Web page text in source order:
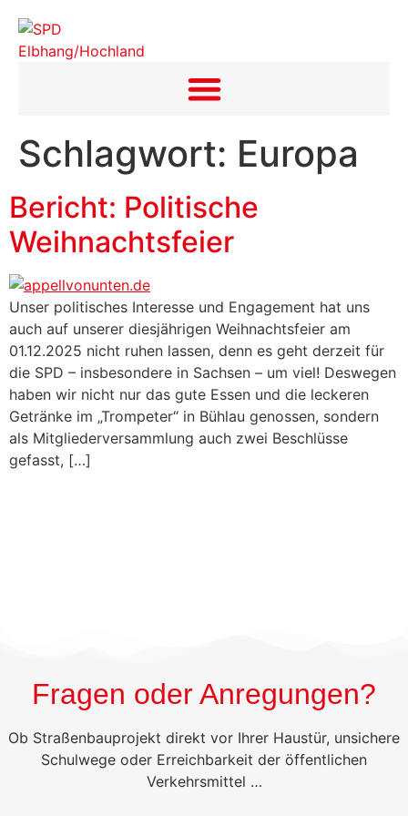
springen
Schlagwort: Europa
Bericht: Politische
Weihnachtsfeier
Unser politisches Interesse und Engagement hat uns
auch auf unserer diesjährigen Weihnachtsfeier am
01.12.2025 nicht ruhen lassen, denn es geht derzeit für
die SPD – insbesondere in Sachsen – um viel! Deswegen
haben wir nicht nur das gute Essen und die leckeren
Getränke im „Trompeter“ in Bühlau genossen, sondern
als Mitgliederversammlung auch zwei Beschlüsse
gefasst, […]
Fragen oder Anregungen?
Ob Straßenbauprojekt direkt vor Ihrer Haustür, unsichere
Schulwege oder Erreichbarkeit der öffentlichen
Verkehrsmittel …